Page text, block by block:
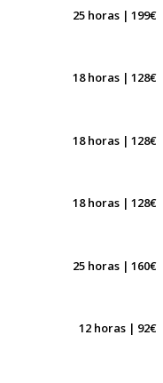
25 horas | 199€
18 horas | 128€
18 horas | 128€
18 horas | 128€
25 horas | 160€
12 horas | 92€